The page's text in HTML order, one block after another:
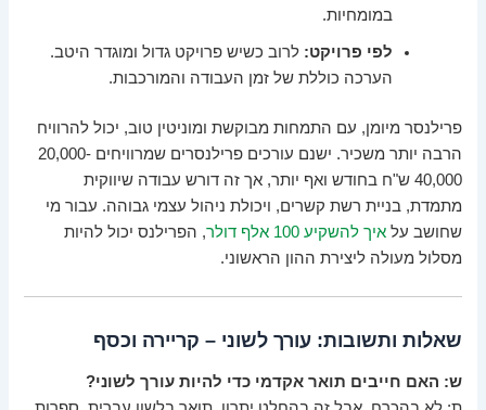
במומחיות.
לפי פרויקט: לרוב כשיש פרויקט גדול ומוגדר היטב.
הערכה כוללת של זמן העבודה והמורכבות.
פרילנסר מיומן, עם התמחות מבוקשת ומוניטין טוב, יכול להרוויח
הרבה יותר משכיר. ישנם עורכים פרילנסרים שמרוויחים 20,000-
40,000 ש"ח בחודש ואף יותר, אך זה דורש עבודה שיווקית
מתמדת, בניית רשת קשרים, ויכולת ניהול עצמי גבוהה. עבור מי
שחושב עלאיך להשקיע 100 אלף דולר
, הפרילנס יכול להיות
מסלול מעולה ליצירת ההון הראשוני.
שאלות ותשובות: עורך לשוני – קריירה וכסף
ש: האם חייבים תואר אקדמי כדי להיות עורך לשוני?